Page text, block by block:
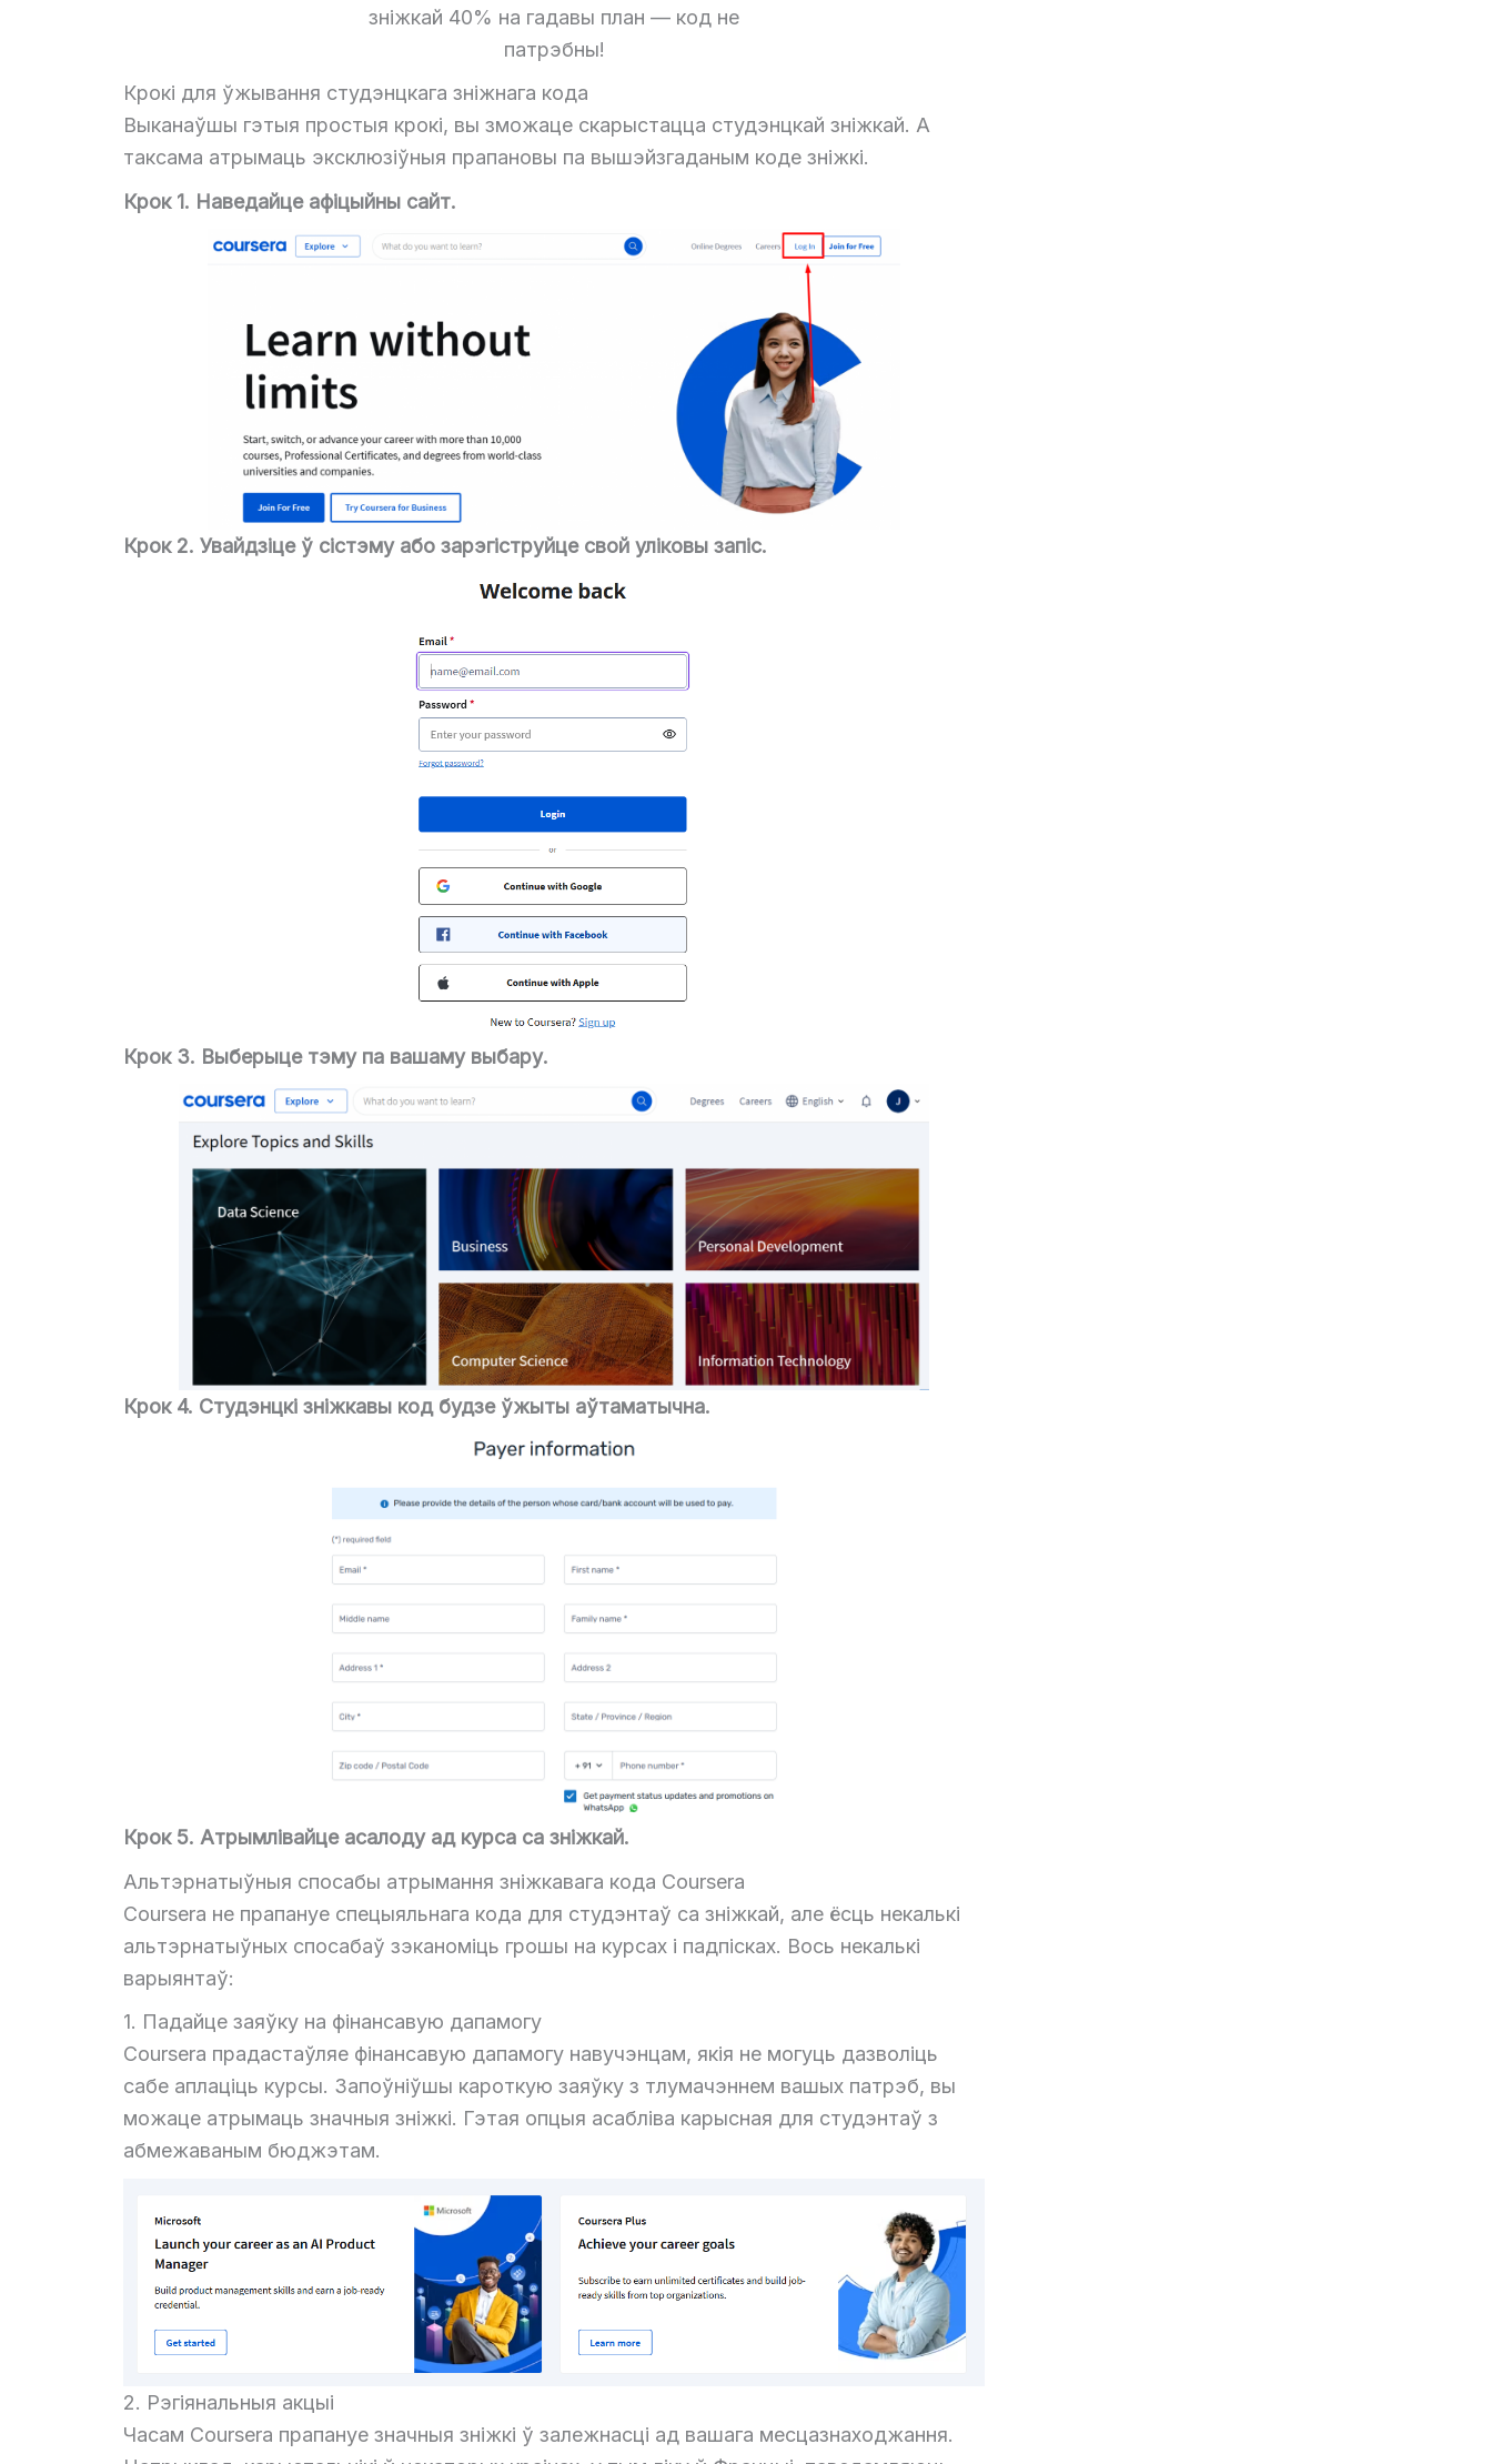
зніжкай 40% на гадавы план — код не
патрэбны!
Крокі для ўжывання студэнцкага зніжнага кода
Выканаўшы гэтыя простыя крокі, вы зможаце скарыстацца студэнцкай зніжкай. А
таксама атрымаць эксклюзіўныя прапановы па вышэйзгаданым коде зніжкі.
Крок 1. Наведайце афіцыйны сайт.
Крок 2. Увайдзіце ў сістэму або зарэгіструйце свой уліковы запіс.
Крок 3. Выберыце тэму па вашаму выбару.
Крок 4. Студэнцкі зніжкавы код будзе ўжыты аўтаматычна.
Крок 5. Атрымлівайце асалоду ад курса са зніжкай.
Альтэрнатыўныя спосабы атрымання зніжкавага кода Coursera
Coursera не прапануе спецыяльнага кода для студэнтаў са зніжкай, але ёсць некалькі
альтэрнатыўных спосабаў зэканоміць грошы на курсах і падпісках. Вось некалькі
варыянтаў:
1. Падайце заяўку на фінансавую дапамогу
Coursera прадастаўляе фінансавую дапамогу навучэнцам, якія не могуць дазволіць
сабе аплаціць курсы. Запоўніўшы кароткую заяўку з тлумачэннем вашых патрэб, вы
можаце атрымаць значныя зніжкі. Гэтая опцыя асабліва карысная для студэнтаў з
абмежаваным бюджэтам.
2. Рэгіянальныя акцыі
Часам Coursera прапануе значныя зніжкі ў залежнасці ад вашага месцазнаходжання.